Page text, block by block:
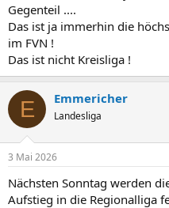
Gegenteil ....
Das ist ja immerhin die
im FVN !
Das ist nicht Kreisliga !
E Emmericher
Landesliga
3 Mai 2026
Nächsten Sonntag werden
Aufstieg in die Regionalliga